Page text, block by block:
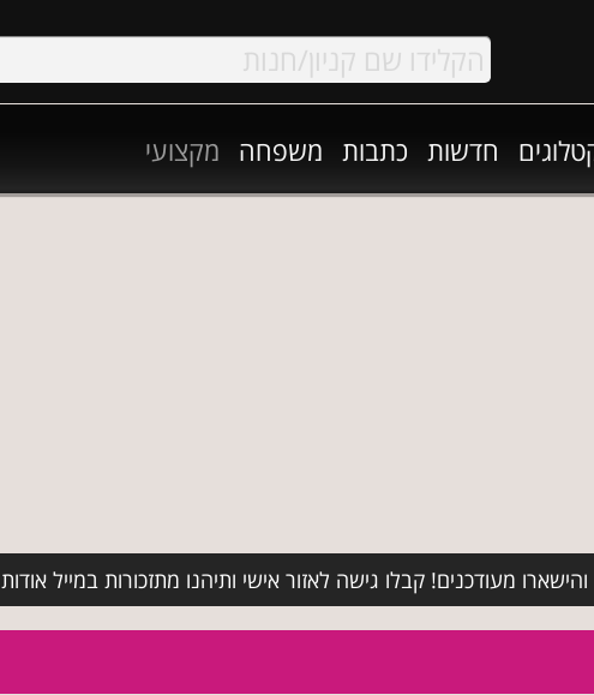
חדשות כתבות משפחה מקצועי
מעודכנים! קבלו גישה לאזור אישי ותיהנו מתזכורות במייל